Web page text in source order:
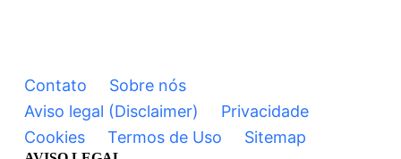
Contato
Sobre nós
Aviso legal (Disclaimer)
Privacidade
Cookies
Termos de Uso Sitemap